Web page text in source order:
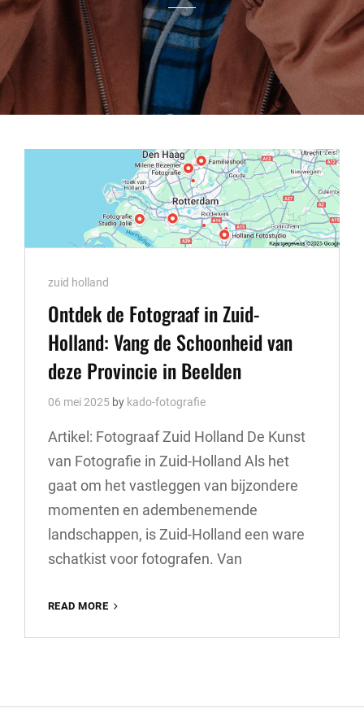
Cat
Links
zuid holland
Ontdek de Fotograaf in Zuid-
Holland: Vang de Schoonheid van
deze Provincie in Beelden
06 mei 2025 by kado-fotografie
Artikel: Fotograaf Zuid Holland De Kunst
van Fotografie in Zuid-Holland Als het
gaat om het vastleggen van bijzondere
momenten en adembenemende
landschappen, is Zuid-Holland een ware
schatkist voor fotografen. Van
READ MORE
FOTOGRAAF
VANG